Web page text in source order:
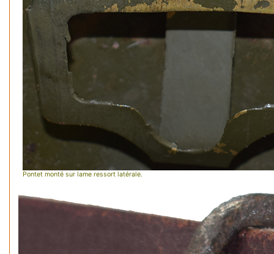
Pontet monté sur lame ressort latérale.